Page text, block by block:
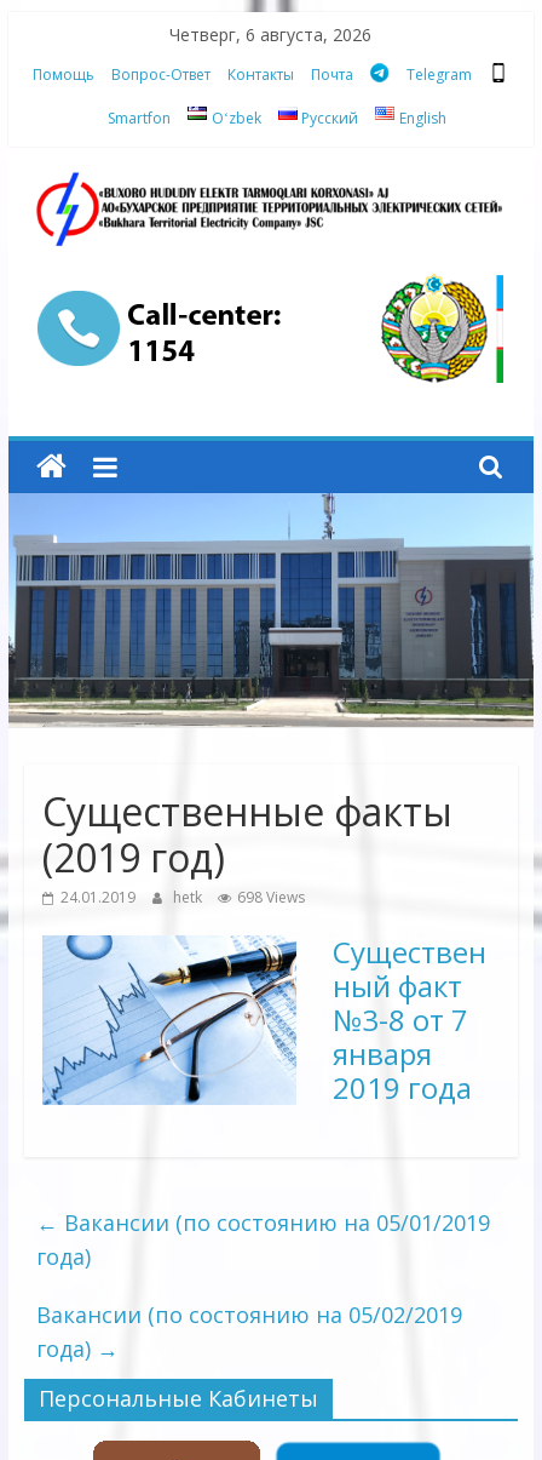
content
Четверг, 6 августа, 2026
Помощь Вопрос-Ответ Контакты Почта Telegram
Smartfon Oʻzbek Русский English
АО
"Бухарское
Предприятие
Территориальных
Электрических
сетей"
АО
"Бухарское
Электрических
сетей"
Существенные факты
(2019 год)
24.01.2019 hetk 698 Views
Существен
ный факт
№3-8 от 7
января
2019 года
← Вакансии (по состоянию на 05/01/2019
года)
Вакансии (по состоянию на 05/02/2019
года) →
Персональные Кабинеты